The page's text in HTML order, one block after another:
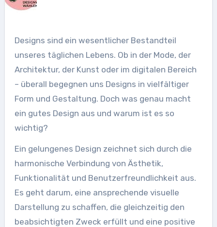
Designs sind ein wesentlicher Bestandteil
unseres täglichen Lebens. Ob in der Mode, der
Architektur, der Kunst oder im digitalen Bereich
– überall begegnen uns Designs in vielfältiger
Form und Gestaltung. Doch was genau macht
ein gutes Design aus und warum ist es so
wichtig?
Ein gelungenes Design zeichnet sich durch die
harmonische Verbindung von Ästhetik,
Funktionalität und Benutzerfreundlichkeit aus.
Es geht darum, eine ansprechende visuelle
Darstellung zu schaffen, die gleichzeitig den
beabsichtigten Zweck erfüllt und eine positive